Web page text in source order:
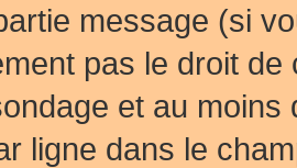
message (si
pas le droit
et au
ligne dans le